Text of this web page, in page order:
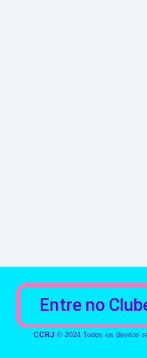
Entre no
CCRJ© 2024 Todos os direitos